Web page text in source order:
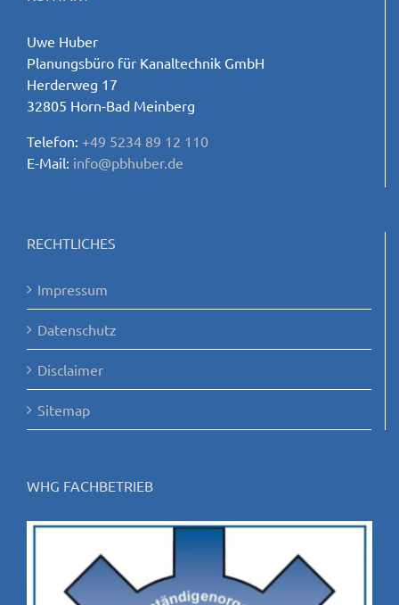
Uwe Huber
Planungsbüro für Kanaltechnik GmbH
Herderweg 17
32805 Horn-Bad Meinberg
Telefon: +49 5234 89 12 110
E-Mail: info@pbhuber.de
RECHTLICHES
Impressum
Datenschutz
Disclaimer
Sitemap
WHG FACHBETRIEB